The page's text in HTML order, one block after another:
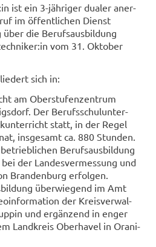
ist ein 3-​jähriger dua­ler an­er­
im öf­fent­li­chen Dienst
die Be­rufs­aus­bil­dung
vom 31. Ok­to­ber
sich in:
am Ober­stu­fen­zen­trum
Der Be­rufs­schul­un­ter­
statt, in der Regel
ins­ge­samt ca. 880 Stun­den.
Be­rufs­aus­bil­dung
der Lan­des­ver­mes­sung und
Bran­den­burg er­fol­gen.
über­wie­gend im Amt
der Kreis­ver­wal­
und er­gän­zend in enger
Land­kreis Ober­ha­vel in Ora­ni­